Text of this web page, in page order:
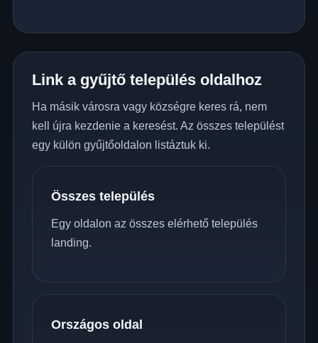
Link a gyűjtő település oldalhoz
Ha másik városra vagy községre keres rá, nem
kell újra kezdenie a keresést. Az összes települést
egy külön gyűjtőoldalon listáztuk ki.
Összes település
Egy oldalon az összes elérhető település
landing.
Országos oldal